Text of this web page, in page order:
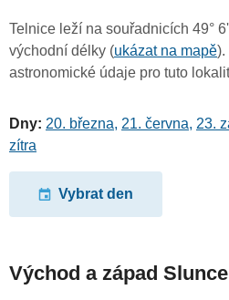
Telnice leží na souřadnicích 49°
východní délky (ukázat na mapě).
astronomické údaje pro tuto
Dny: 20. března, 21. června, 23.
zítra
Vybrat den
Východ a západ Slunce